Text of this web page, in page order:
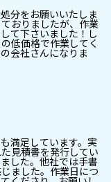
分をお願いいたしま
おりましたが、作業
て下さいました！し
低価格で作業してく
会社さんになりま
満足しています。実
見積書を発行してい
した。他社では手書
ました。作業日につ